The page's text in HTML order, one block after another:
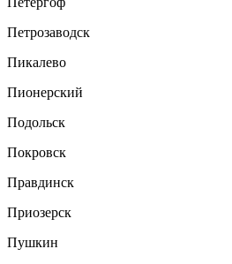
Петрозаводск
Пикалево
Пионерский
Подольск
Покровск
Правдинск
Приозерск
Пушкин